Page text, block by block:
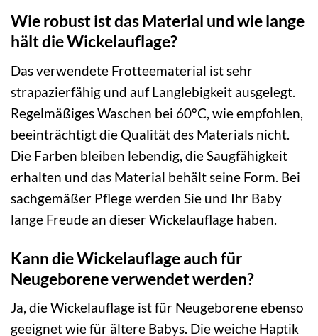
Wie robust ist das Material und wie lange
hält die Wickelauflage?
Das verwendete Frotteematerial ist sehr
strapazierfähig und auf Langlebigkeit ausgelegt.
Regelmäßiges Waschen bei 60°C, wie empfohlen,
beeinträchtigt die Qualität des Materials nicht.
Die Farben bleiben lebendig, die Saugfähigkeit
erhalten und das Material behält seine Form. Bei
sachgemäßer Pflege werden Sie und Ihr Baby
lange Freude an dieser Wickelauflage haben.
Kann die Wickelauflage auch für
Neugeborene verwendet werden?
Ja, die Wickelauflage ist für Neugeborene ebenso
geeignet wie für ältere Babys. Die weiche Haptik